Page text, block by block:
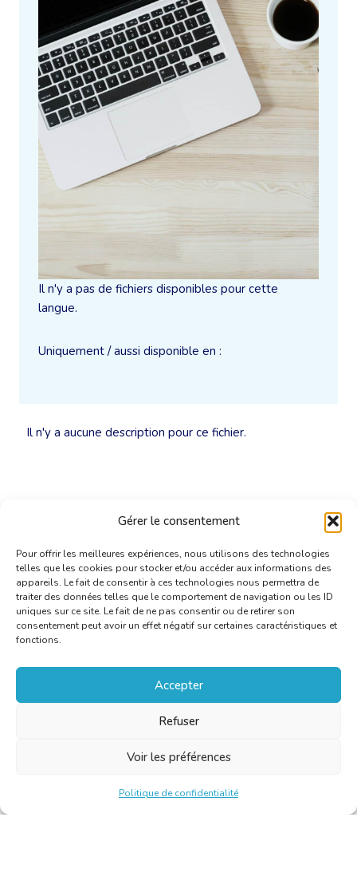
Gérer le consentement
Pour offrir les meilleures expériences, nous utilisons des technologies
telles que les cookies pour stocker et/ou accéder aux informations des
appareils. Le fait de consentir à ces technologies nous permettra de
traiter des données telles que le comportement de navigation ou les ID
uniques sur ce site. Le fait de ne pas consentir ou de retirer son
consentement peut avoir un effet négatif sur certaines caractéristiques et
fonctions.
Accepter
Refuser
Voir les préférences
Politique de confidentialité
Il n'y a aucune description pour ce fichier.
Il n'y a pas de fichiers disponibles pour cette
langue.
Uniquement / aussi disponible en :